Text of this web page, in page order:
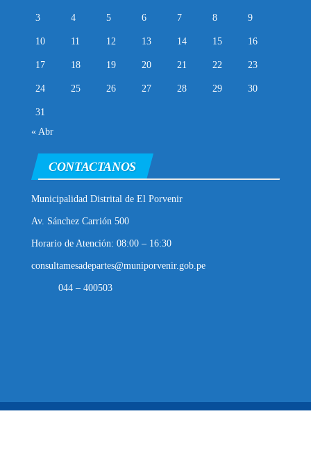
3 4 5 6 7 8 9
10 11 12 13 14 15 16
17 18 19 20 21 22 23
24 25 26 27 28 29 30
31
« Abr
CONTACTANOS
Municipalidad Distrital de El Porvenir
Av. Sánchez Carrión 500
Horario de Atención: 08:00 – 16:30
consultamesadepartes@muniporvenir.gob.pe
044 – 400503